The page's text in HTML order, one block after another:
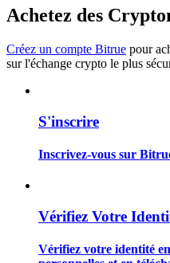
Achetez des
Créez un compte Bitrue pour
sur l'échange crypto le plus
S'inscrire
Inscrivez-vous sur
Vérifiez Votre
Vérifiez votre identité